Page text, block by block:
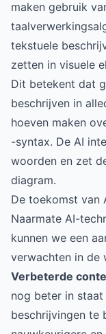
maken gebruik
tekstuele
zetten in visuele
Dit betekent dat
beschrijven in
hoeven maken
-syntax. De AI
woorden en zet
diagram.
De toekomst van
Naarmate AI-
kunnen we een
verwachten in de
Verbeterde
nog beter in
beschrijvingen te